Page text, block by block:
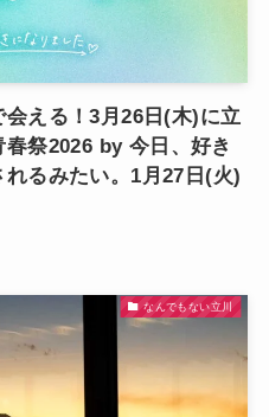
える！3月26日(木)に立
祭2026 by 今日、好き
るみたい。1月27日(火)
なんでもない立川